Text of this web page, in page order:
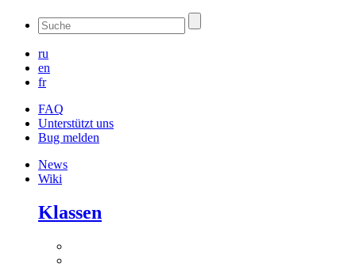
ru
en
fr
FAQ
Unterstützt uns
Bug melden
News
Wiki
Klassen